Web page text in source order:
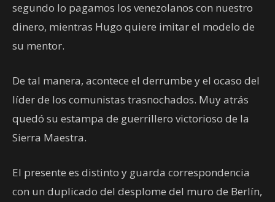
segundo lo pagamos los venezolanos con nuestro
dinero, mientras Hugo quiere imitar el modelo de
su mentor.
De tal manera, acontece el derrumbe y el ocaso del
líder de los comunistas trasnochados. Muy atrás
quedó su estampa de guerrillero victorioso de la
Sierra Maestra.
El presente es distinto y guarda correspondencia
con un duplicado del desplome del muro de Berlín,